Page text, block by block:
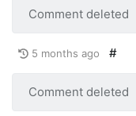
Comment deleted
5 months ago #
Comment deleted